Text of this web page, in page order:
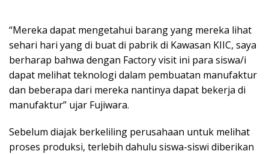
“Mereka dapat mengetahui barang yang mereka lihat
sehari hari yang di buat di pabrik di Kawasan KIIC, saya
berharap bahwa dengan Factory visit ini para siswa/i
dapat melihat teknologi dalam pembuatan manufaktur
dan beberapa dari mereka nantinya dapat bekerja di
manufaktur” ujar Fujiwara.
Sebelum diajak berkeliling perusahaan untuk melihat
proses produksi, terlebih dahulu siswa-siswi diberikan